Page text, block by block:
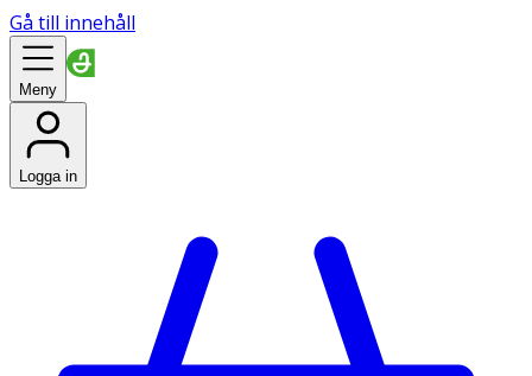
Gå till innehåll
Meny
Logga in